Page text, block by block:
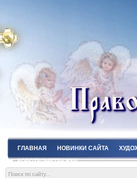
ГЛАВНАЯ НОВИНКИ САЙТА
КОРОТКОМЕТРАЖКИ